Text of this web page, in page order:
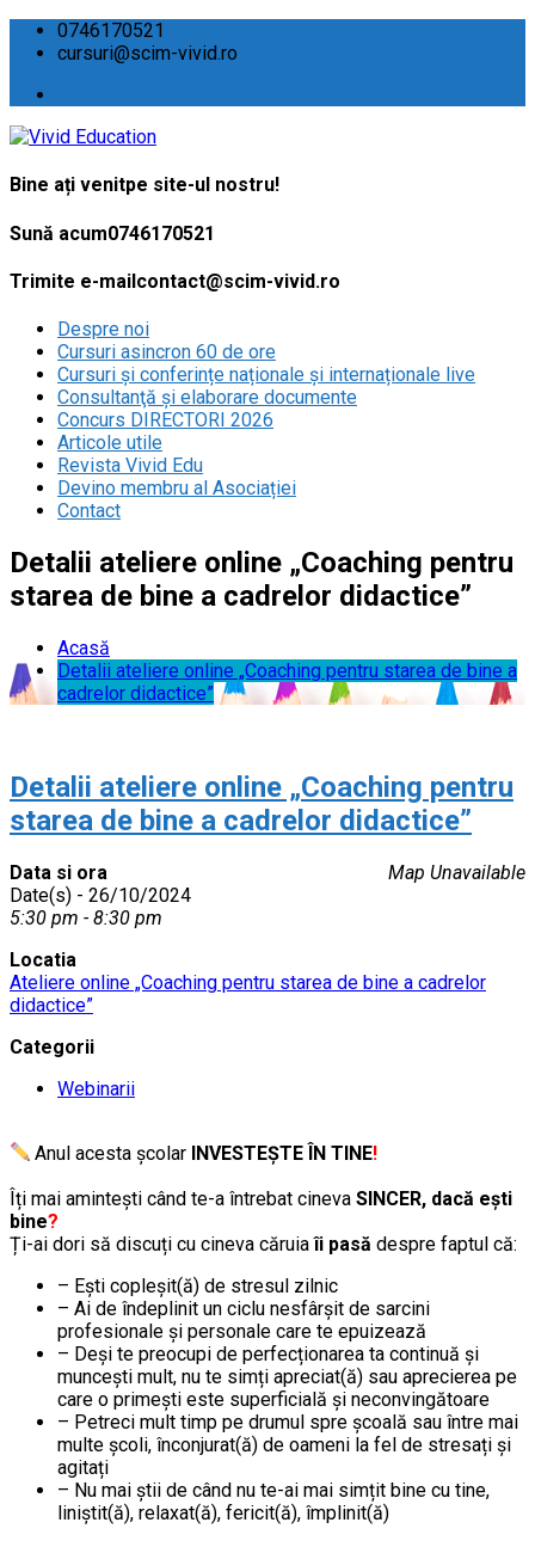
0746170521
cursuri@scim-vivid.ro
Bine ați venitpe site-ul nostru!
Sună acum0746170521
Trimite e-mailcontact@scim-vivid.ro
Despre noi
Cursuri asincron 60 de ore
Cursuri și conferințe naționale și internaționale live
Consultanţă și elaborare documente
Concurs DIRECTORI 2026
Articole utile
Revista Vivid Edu
Devino membru al Asociației
Contact
Detalii ateliere online „Coaching pentru
starea de bine a cadrelor didactice”
Acasă
Detalii ateliere online „Coaching pentru starea de bine a
cadrelor didactice”
Detalii ateliere online „Coaching pentru
starea de bine a cadrelor didactice”
Map Unavailable
Data si ora
Date(s) - 26/10/2024
5:30 pm - 8:30 pm
Locatia
Ateliere online „Coaching pentru starea de bine a cadrelor
didactice”
Categorii
Webinarii
.Anul acesta școlar INVESTEȘTE ÎN TINE!
Îți mai amintești când te-a întrebat cineva SINCER, dacă ești
bine?
Ți-ai dori să discuți cu cineva căruiaîi pasă despre faptul că:
– Ești copleșit(ă) de stresul zilnic
– Ai de îndeplinit un ciclu nesfârșit de sarcini
profesionale și personale care te epuizează
– Deși te preocupi de perfecționarea ta continuă și
muncești mult, nu te simți apreciat(ă) sau aprecierea pe
care o primești este superficială și neconvingătoare
– Petreci mult timp pe drumul spre școală sau între mai
multe școli, înconjurat(ă) de oameni la fel de stresați și
agitați
– Nu mai știi de când nu te-ai mai simțit bine cu tine,
liniștit(ă), relaxat(ă), fericit(ă), împlinit(ă)